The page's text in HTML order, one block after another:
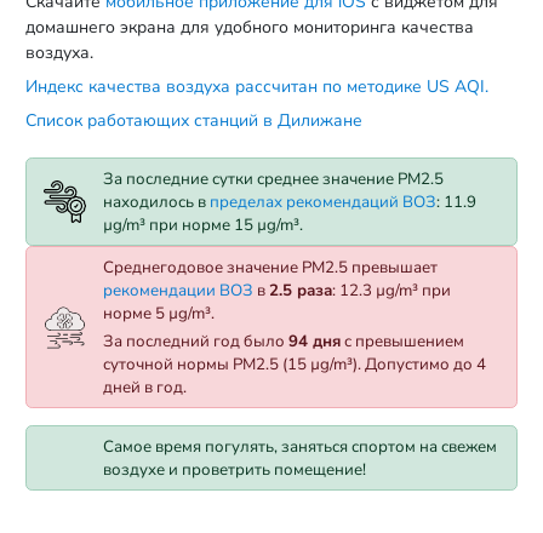
домашнего экрана для удобного мониторинга качества
воздуха.
Индекс качества воздуха рассчитан по методике US AQI.
Список работающих станций в Дилижане
За последние сутки среднее значение PM2.5
находилось в пределах рекомендаций ВОЗ: 11.9
µg/m³ при норме 15 µg/m³.
Среднегодовое значение PM2.5 превышает
рекомендации ВОЗ в2.5 раза: 12.3 µg/m³ при
норме 5 µg/m³.
За последний год было 94 дняс превышением
суточной нормы PM2.5 (15 µg/m³). Допустимо до 4
дней в год.
Самое время погулять, заняться спортом на свежем
воздухе и проветрить помещение!